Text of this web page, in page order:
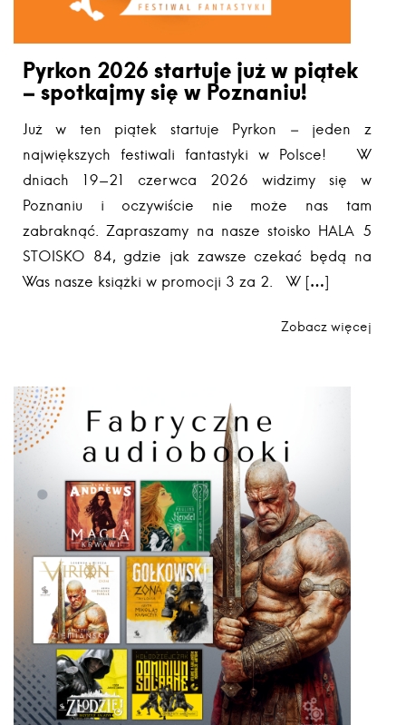
Pyrkon 2026 startuje już w piątek
– spotkajmy się w Poznaniu!
Już w ten piątek startuje Pyrkon – jeden z
największych festiwali fantastyki w Polsce! W
dniach 19-21 czerwca 2026 widzimy się w
Poznaniu i oczywiście nie może nas tam
zabraknąć. Zapraszamy na nasze stoisko HALA 5
STOISKO 84, gdzie jak zawsze czekać będą na
Was nasze książki w promocji 3 za 2. W […]
Zobacz więcej